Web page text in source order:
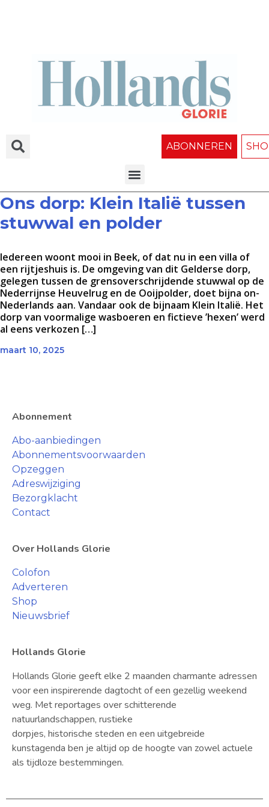
ABONNEREN
Ons dorp: Klein Italië tussen
stuwwal en polder
Iedereen woont mooi in Beek, of dat nu in een villa of
een rijtjeshuis is. De omgeving van dit Gelderse dorp,
gelegen tussen de grensoverschrijdende stuwwal op de
Nederrijnse Heuvelrug en de Ooijpolder, doet bijna on-
Nederlands aan. Vandaar ook de bijnaam Klein Italië. Het
dorp van voormalige wasboeren en fictieve ’hexen’ werd
al eens verkozen […]
maart 10, 2025
Abonnement
Abo-aanbiedingen
Abonnementsvoorwaarden
Opzeggen
Adreswijziging
Bezorgklacht
Contact
Over Hollands Glorie
Colofon
Adverteren
Shop
Nieuwsbrief
Hollands Glorie
Hollands Glorie geeft elke 2 maanden charmante adressen
voor een inspirerende dagtocht of een gezellig weekend
weg. Met reportages over schitterende
natuurlandschappen, rustieke
dorpjes, historische steden en een uitgebreide
kunstagenda ben je altijd op de hoogte van zowel actuele
als tijdloze bestemmingen.